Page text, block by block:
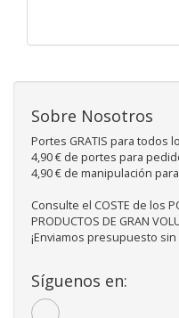
Sobre Nosotros
Portes GRATIS para todos
4,90 € de portes para
4,90 € de manipulación
Consulte el COSTE de los
PRODUCTOS DE GRAN
¡Enviamos presupuesto
Síguenos en: